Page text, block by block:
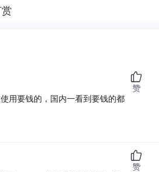
用要钱的，国内一看到要钱的都
赞
赞